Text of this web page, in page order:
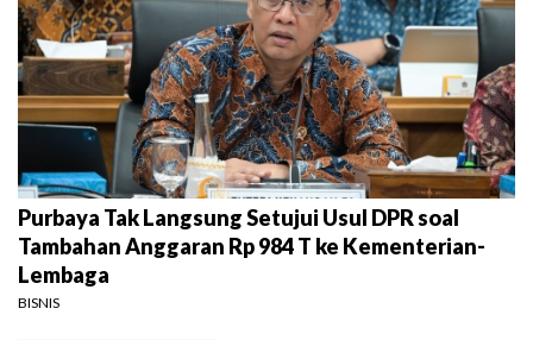
Purbaya Tak Langsung Setujui Usul DPR soal
Tambahan Anggaran Rp 984 T ke Kementerian-
Lembaga
BISNIS